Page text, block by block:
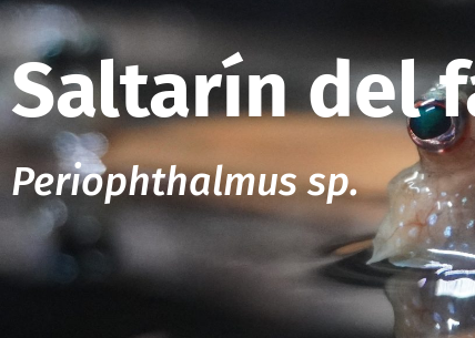
Saltarín del
Periophthalmus sp.